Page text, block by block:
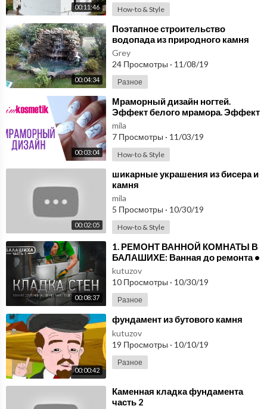
00:11:46 How-to & Style
00:04:34
⁣Поэтапное строительство
водопада из природного камня
своими руками
Grey
24 Просмотры · 11/08/19
Разное
00:03:04
⁣Мраморный дизайн ногтей.
Эффект белого мрамора. Эффект
натурального камня. Гель - лаки
Rio Profi.
mila
7 Просмотры · 11/03/19
How-to & Style
00:02:05
⁣шикарные украшения из бисера и
камня
mila
5 Просмотры · 10/30/19
How-to & Style
00:08:37
⁣1. РЕМОНТ ВАННОЙ КОМНАТЫ В
БАЛАШИХЕ: Ванная до ремонта •
Демонтаж • Очистка стен •
Кладка стен
kutuzov
10 Просмотры · 10/30/19
Разное
00:00:42
⁣фундамент из бутового камня
kutuzov
19 Просмотры · 10/10/19
Разное
⁣Каменная кладка фундамента
часть 2